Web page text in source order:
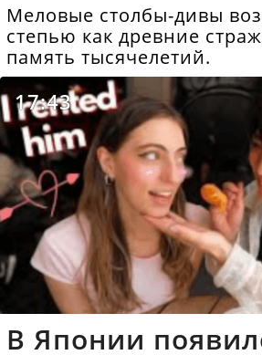
Меловые столбы-дивы
степью как древние
память тысячелетий.
17:43
В Японии